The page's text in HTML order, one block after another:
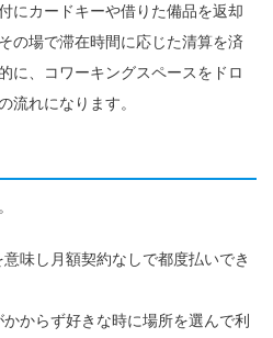
にカードキーや借りた備品を返却
の場で滞在時間に応じた清算を済
に、コワーキングスペースをドロ
流れになります。
味し月額契約なしで都度払いでき
からず好きな時に場所を選んで利